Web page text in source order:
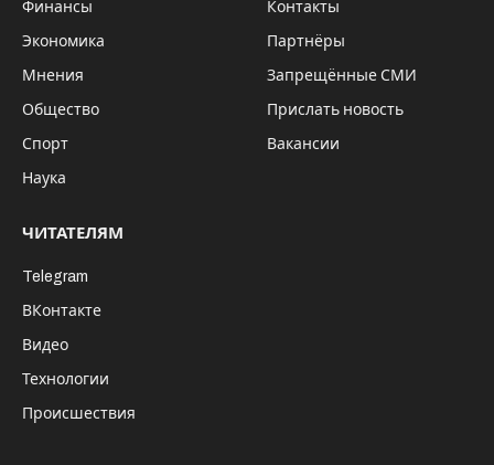
Финансы
Экономика
Мнения
Общество
Спорт
Наука
Контакты
Партнёры
Запрещённые СМИ
Прислать новость
Вакансии
ЧИТАТЕЛЯМ
Telegram
ВКонтакте
Видео
Технологии
Происшествия